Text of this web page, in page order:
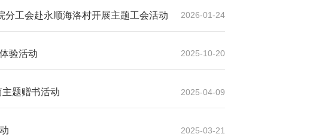
工会赴永顺海洛村开展主题工会活动 2026-01-24
验活动 2025-10-20
题赠书活动 2025-04-09
2025-03-21